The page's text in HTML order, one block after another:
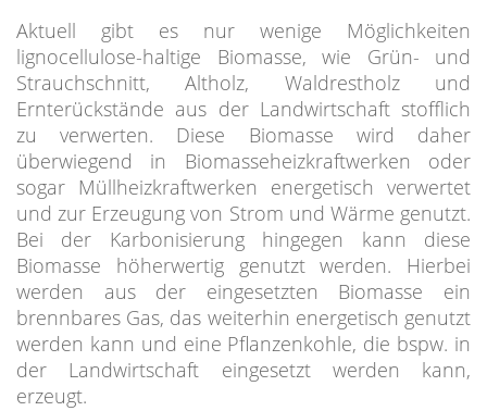
Aktuell gibt es nur wenige Möglichkeiten
lignocellulose-haltige Biomasse, wie Grün- und
Strauchschnitt, Altholz, Waldrestholz und
Ernterückstände aus der Landwirtschaft stofflich
zu verwerten. Diese Biomasse wird daher
überwiegend in Biomasseheizkraftwerken oder
sogar Müllheizkraftwerken energetisch verwertet
und zur Erzeugung von Strom und Wärme genutzt.
Bei der Karbonisierung hingegen kann diese
Biomasse höherwertig genutzt werden. Hierbei
werden aus der eingesetzten Biomasse ein
brennbares Gas, das weiterhin energetisch genutzt
werden kann und eine Pflanzenkohle, die bspw. in
der Landwirtschaft eingesetzt werden kann,
erzeugt.